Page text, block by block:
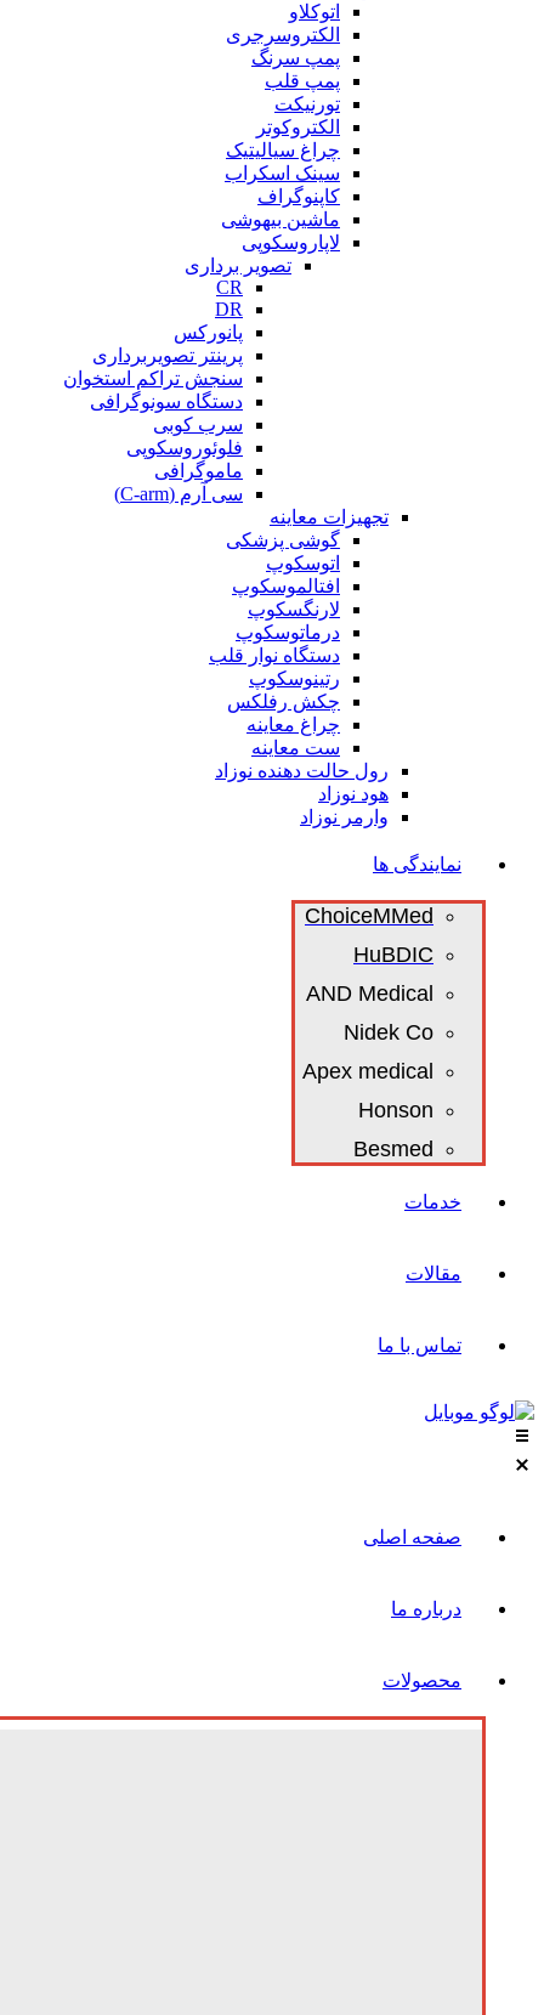
اتوکلاو
الکتروسرجری
پمپ سرنگ
پمپ قلب
تورنیکت
الکتروکوتر
چراغ سیالیتیک
سینک اسکراب
کاپنوگراف
ماشین بیهوشی
لاپاروسکوپی
تصویر برداری
CR
DR
پانورکس
پرینتر تصویربرداری
سنجش تراکم استخوان
دستگاه سونوگرافی
سرب کوبی
فلوئوروسکوپی
ماموگرافی
سی آرم (C-arm)
تجهیزات معاینه
گوشی پزشکی
اتوسکوپ
افتالموسکوپ
لارنگسکوپ
درماتوسکوپ
دستگاه نوار قلب
رتینوسکوپ
چکش رفلکس
چراغ معاینه
ست معاینه
رول حالت دهنده نوزاد
هود نوزاد
وارمر نوزاد
نمایندگی ها
ChoiceMMed
HuBDIC
AND Medical
Nidek Co
Apex medical
Honson
Besmed
خدمات
مقالات
تماس با ما
صفحه اصلی
درباره ما
محصولات